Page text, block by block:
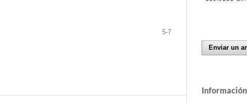
5-7
Enviar un
Información